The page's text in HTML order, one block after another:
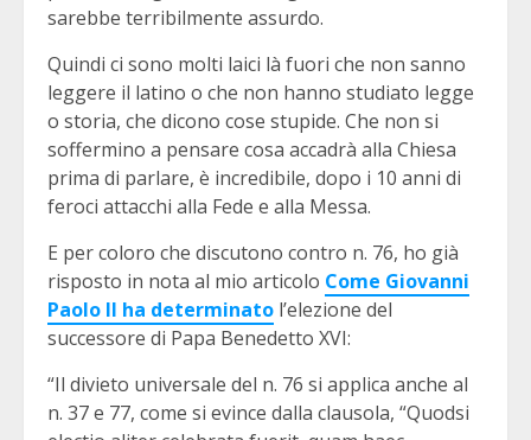
sarebbe terribilmente assurdo.
Quindi ci sono molti laici là fuori che non sanno
leggere il latino o che non hanno studiato legge
o storia, che dicono cose stupide. Che non si
soffermino a pensare cosa accadrà alla Chiesa
prima di parlare, è incredibile, dopo i 10 anni di
feroci attacchi alla Fede e alla Messa.
E per coloro che discutono contro n. 76, ho già
risposto in nota al mio articolo Come Giovanni
Paolo II ha determinato l’elezione del
successore di Papa Benedetto XVI:
“Il divieto universale del n. 76 si applica anche al
n. 37 e 77, come si evince dalla clausola, “Quodsi